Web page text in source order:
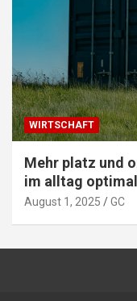
WIRTSCHAFT
Mehr platz und
im alltag optimal
August 1, 2025 GC